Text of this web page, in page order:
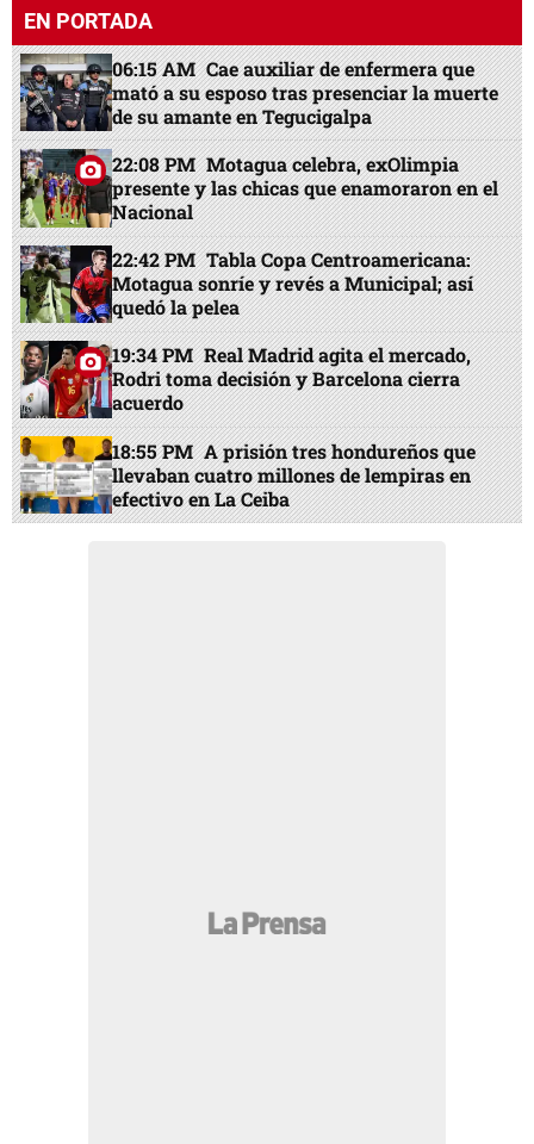
EN PORTADA
06:15 AM Cae auxiliar de enfermera que
mató a su esposo tras presenciar la muerte
de su amante en Tegucigalpa
22:08 PM Motagua celebra, exOlimpia
presente y las chicas que enamoraron en el
Nacional
22:42 PM Tabla Copa Centroamericana:
Motagua sonríe y revés a Municipal; así
quedó la pelea
19:34 PM Real Madrid agita el mercado,
Rodri toma decisión y Barcelona cierra
acuerdo
18:55 PM A prisión tres hondureños que
llevaban cuatro millones de lempiras en
efectivo en La Ceiba